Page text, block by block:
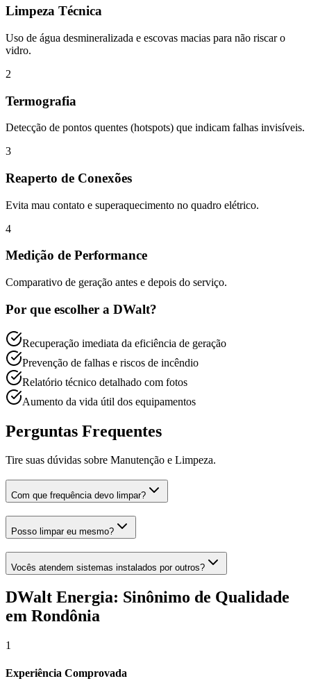
Limpeza Técnica
Uso de água desmineralizada e escovas macias para não riscar o
vidro.
2
Termografia
Detecção de pontos quentes (hotspots) que indicam falhas invisíveis.
3
Reaperto de Conexões
Evita mau contato e superaquecimento no quadro elétrico.
4
Medição de Performance
Comparativo de geração antes e depois do serviço.
Por que escolher a DWalt?
Recuperação imediata da eficiência de geração
Prevenção de falhas e riscos de incêndio
Relatório técnico detalhado com fotos
Aumento da vida útil dos equipamentos
Perguntas Frequentes
Tire suas dúvidas sobre Manutenção e Limpeza.
Com que frequência devo limpar?
Posso limpar eu mesmo?
Vocês atendem sistemas instalados por outros?
DWalt Energia: Sinônimo de Qualidade
em Rondônia
1
Experiência Comprovada